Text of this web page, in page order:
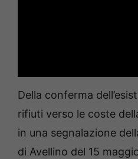
Della conferma
rifiuti verso le coste
in una segnalazione
di Avellino del 15